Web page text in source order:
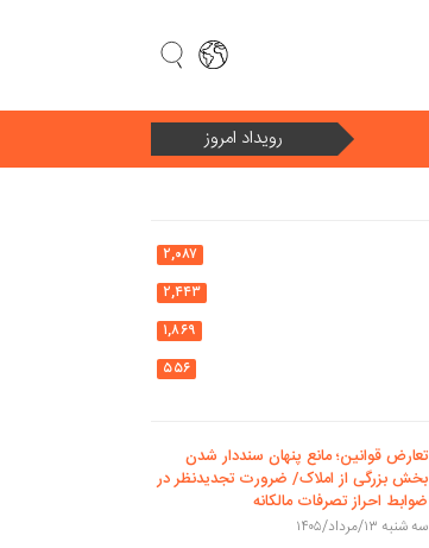
سال ۱۴۰۵ سال «امنیت ملی و وحدت ملی در سایه اقتصاد مقاومتی»
رویداد امروز
۲,۰۸۷
۲,۴۴۳
۱,۸۶۹
۵۵۶
تعارض قوانین؛ مانع پنهان سنددار شدن
بخش بزرگی از املاک/ ضرورت تجدیدنظر در
ضوابط احراز تصرفات مالکانه
سه شنبه ۱۳/مرداد/۱۴۰۵